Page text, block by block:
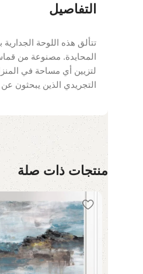
التفاصيل
تتألق هذه اللوحة
المحايدة. مصنوعة من
لتزيين أي مساحة في
التجريدي الذين يبحثون عن
منتجات ذات صلة